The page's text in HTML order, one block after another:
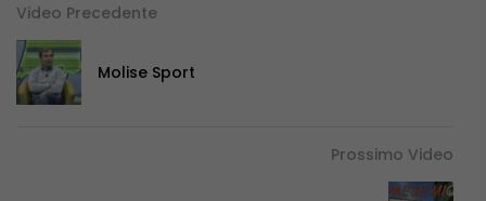
Video Precedente
Molise Sport
Prossimo Video